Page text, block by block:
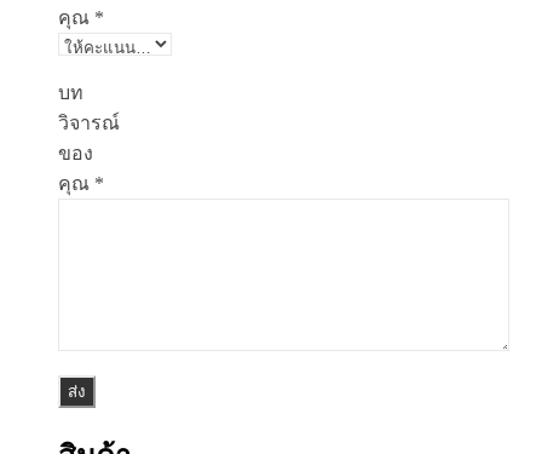
คุณ *
บท
วิจารณ์
ของ
คุณ *